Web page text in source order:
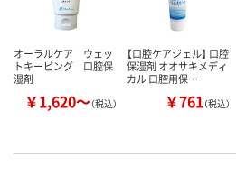
オーラルケア ウェッ
トキーピング 口腔保
湿剤
￥1,620～（税込）
【口腔ケアジェル】 口腔
保湿剤 オオサキメディ
カル 口腔用保…
￥761（税込）